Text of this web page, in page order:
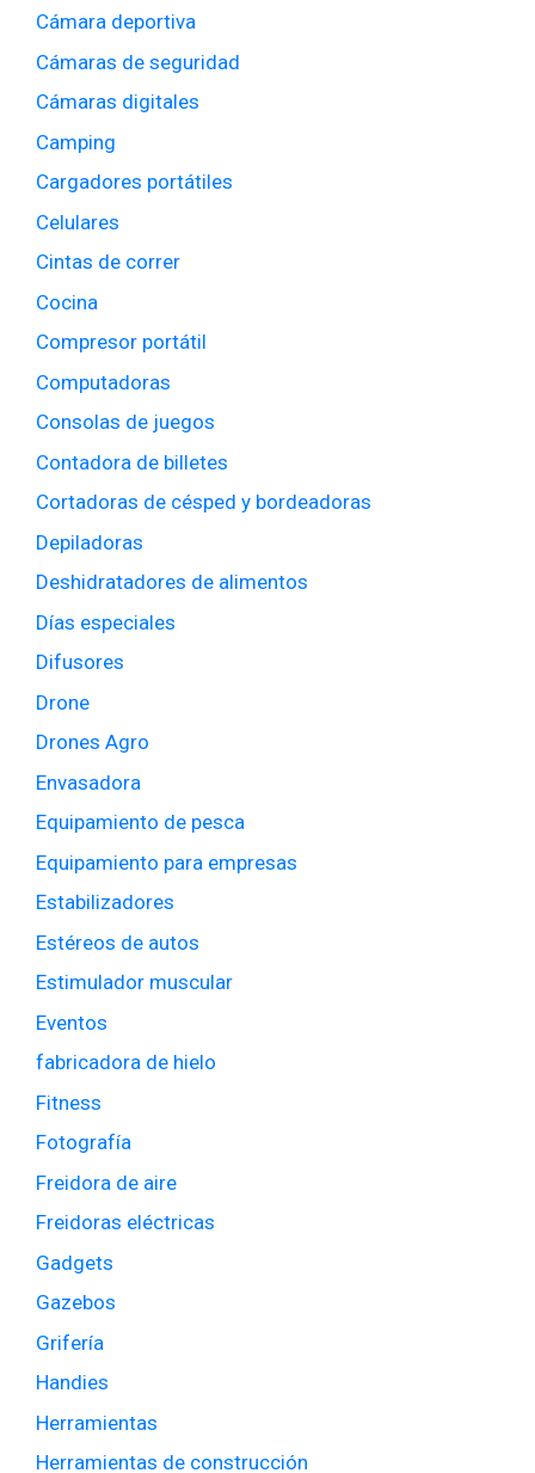
Cámara deportiva
Cámaras de seguridad
Cámaras digitales
Camping
Cargadores portátiles
Celulares
Cintas de correr
Cocina
Compresor portátil
Computadoras
Consolas de juegos
Contadora de billetes
Cortadoras de césped y bordeadoras
Depiladoras
Deshidratadores de alimentos
Días especiales
Difusores
Drone
Drones Agro
Envasadora
Equipamiento de pesca
Equipamiento para empresas
Estabilizadores
Estéreos de autos
Estimulador muscular
Eventos
fabricadora de hielo
Fitness
Fotografía
Freidora de aire
Freidoras eléctricas
Gadgets
Gazebos
Grifería
Handies
Herramientas
Herramientas de construcción